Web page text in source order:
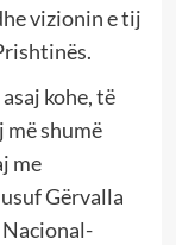
vizionin e tij
kohe, të
shumë
me
Gërvalla
Nacional-